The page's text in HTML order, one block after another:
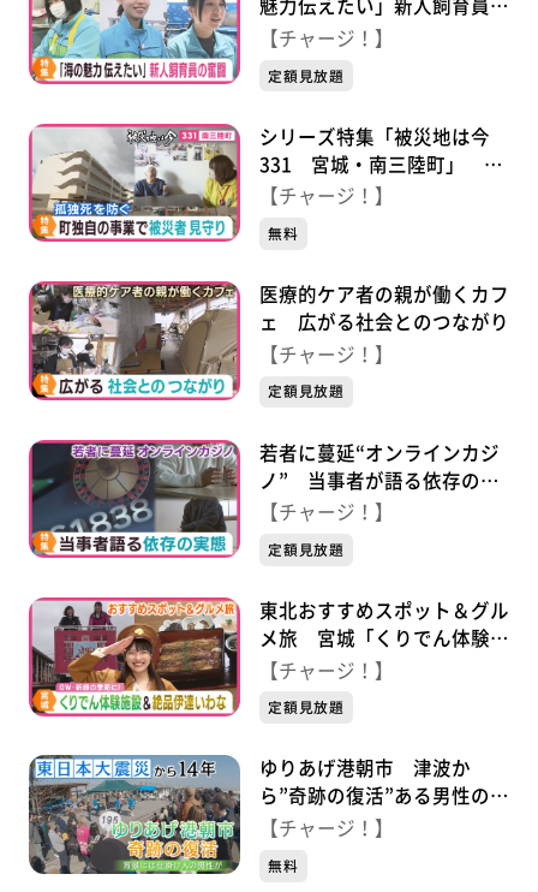
魅力伝えたい」新人飼育員の
奮闘
【チャージ！】
定額見放題
シリーズ特集「被災地は今
331 宮城・南三陸町」 孤
独死を防ぐ！町独自の事業で
【チャージ！】
無料
医療的ケア者の親が働くカフ
ェ 広がる社会とのつながり
【チャージ！】
定額見放題
若者に蔓延“オンラインカジ
ノ” 当事者が語る依存の実
態
【チャージ！】
定額見放題
東北おすすめスポット＆グル
メ旅 宮城「くりでん体験施
設＆絶品伊達いわな」
【チャージ！】
定額見放題
ゆりあげ港朝市 津波か
ら”奇跡の復活”ある男性の思
い…
【チャージ！】
無料